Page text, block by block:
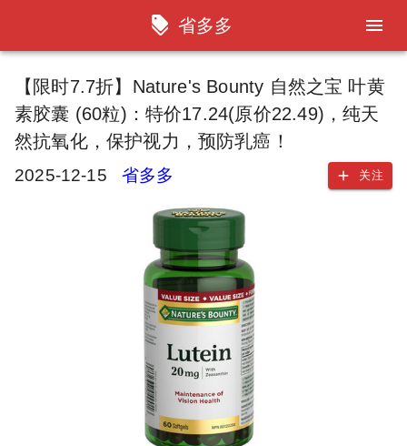
省多多
【限时7.7折】Nature's Bounty 自然之宝 叶黄
素胶囊 (60粒)：特价17.24(原价22.49)，纯天
然抗氧化，保护视力，预防乳癌！
2025-12-15 省多多 关注